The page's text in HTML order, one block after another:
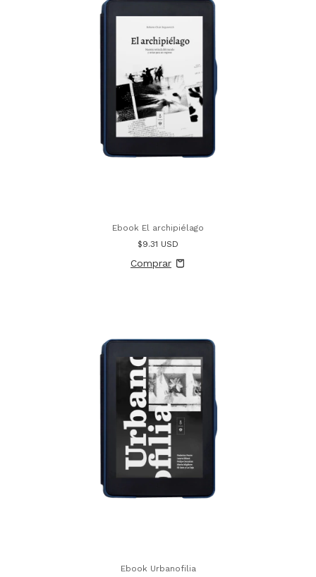
Ebook El archipiélago
$9.31 USD
Ebook Urbanofilia